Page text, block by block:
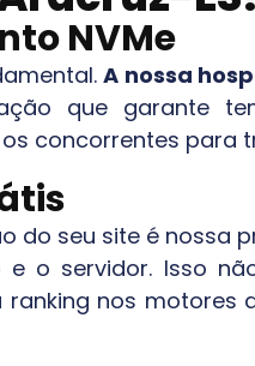
NVMe
A nossa
que garante
concorrentes para
do seu site é nossa
o servidor. Isso
nos motores